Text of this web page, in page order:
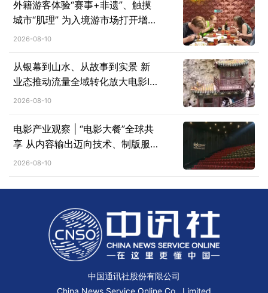
外籍游客体验“赛事+非遗”、触摸
城市“肌理” 为入境游市场打开增长
新空间
2026-08-10
从银幕到山水、从故事到实景 新
业态推动流量全域转化放大电影IP
溢出效应
2026-08-10
电影产业观察 | “电影大餐”全球共
享 从内容输出迈向技术、制版服
务、标准体系协同出海
2026-08-10
中国通讯社股份有限公司
China News Service Online Co., Limited